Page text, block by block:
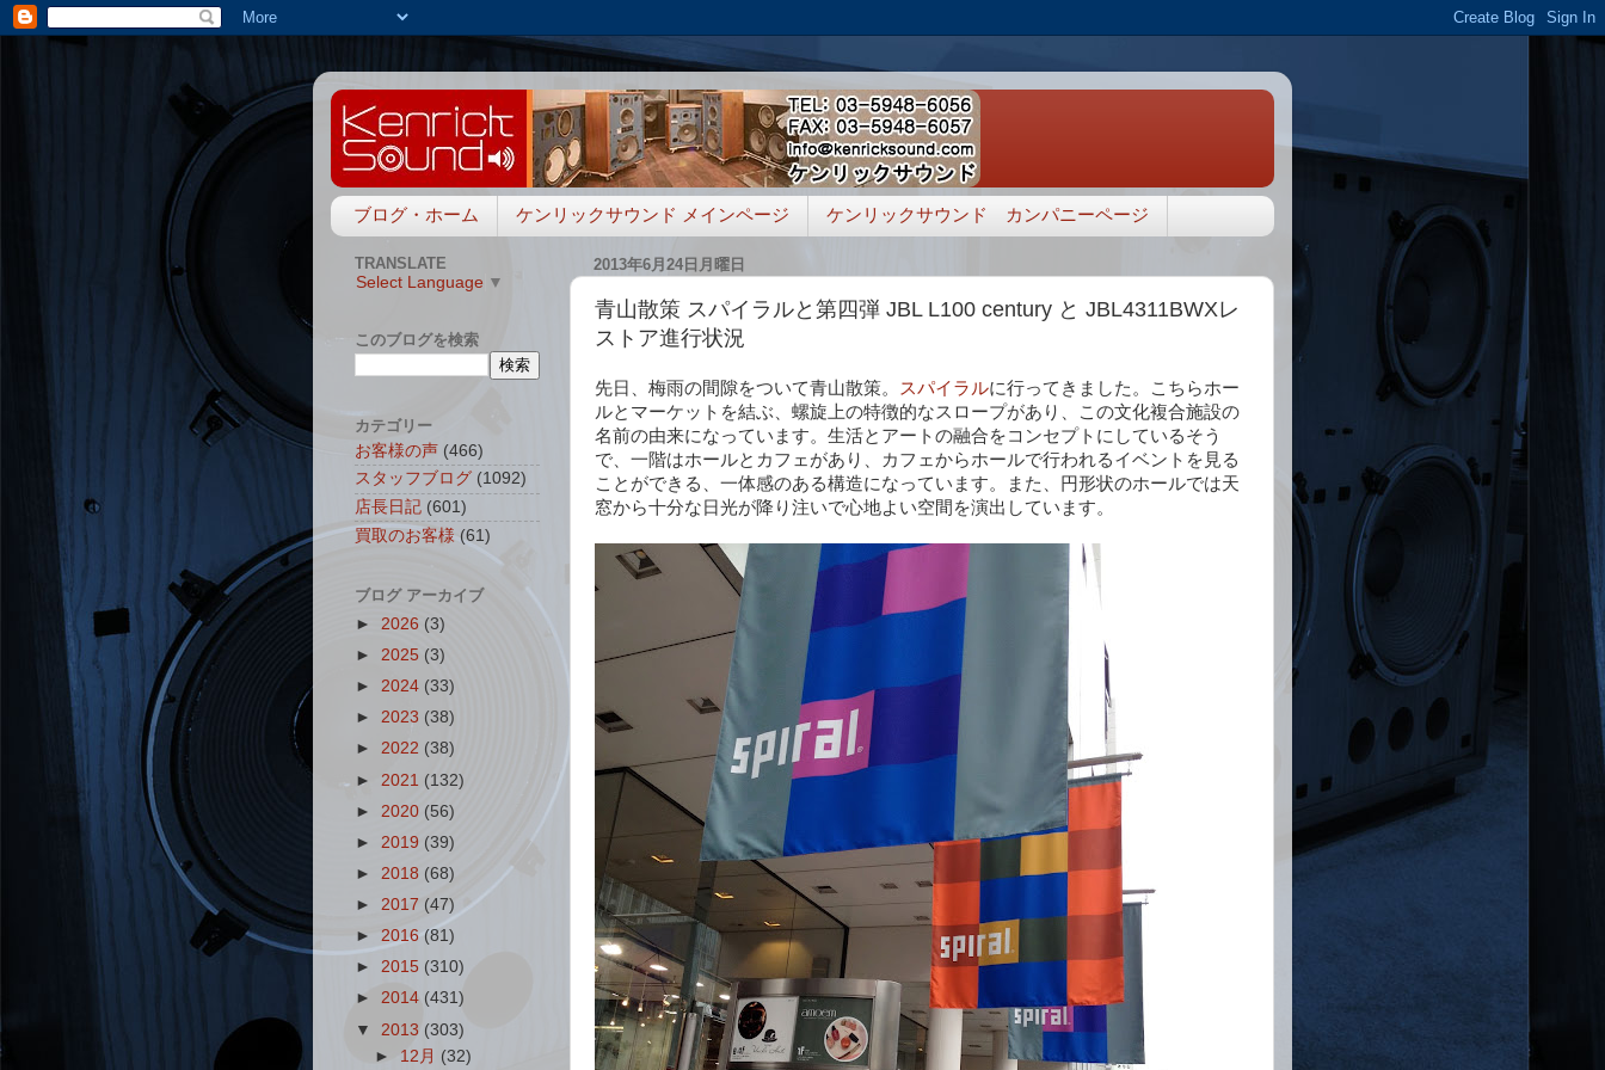
ブログ・ホーム ケンリックサウンド メインページ ケンリックサウンド カンパニーページ
2013年6月24日月曜日
青山散策 スパイラルと第四弾 JBL L100 century と JBL4311BWXレ
ストア進行状況
先日、梅雨の間隙をついて青山散策。 スパイラルに行ってきました。こちらホー
ルとマーケットを結ぶ、螺旋上の特徴的なスロープがあり、この文化複合施設の
名前の由来になっています。生活とアートの融合をコンセプトにしているそう
で、一階はホールとカフェがあり、カフェからホールで行われるイベントを見る
ことができる、一体感のある構造になっています。また、円形状のホールでは天
窓から十分な日光が降り注いで心地よい空間を演出しています。
TRANSLATE
Select Language ▼
このブログを検索
カテゴリー
お客様の声 (466)
スタッフブログ (1092)
店長日記 (601)
買取のお客様 (61)
ブログ アーカイブ
► 2026 (3)
► 2025 (3)
► 2024 (33)
► 2023 (38)
► 2022 (38)
► 2021 (132)
► 2020 (56)
► 2019 (39)
► 2018 (68)
► 2017 (47)
► 2016 (81)
► 2015 (310)
► 2014 (431)
▼ 2013 (303)
► 12月 (32)